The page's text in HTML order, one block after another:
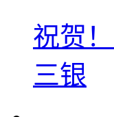
祝贺
三银